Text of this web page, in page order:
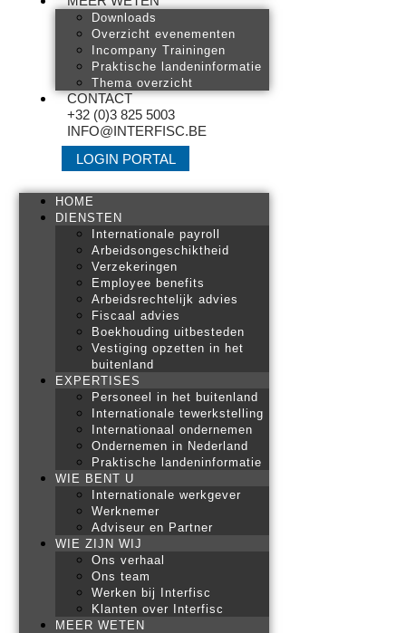
Downloads
Overzicht evenementen
Incompany Trainingen
Praktische landeninformatie
Thema overzicht
CONTACT
+32 (0)3 825 5003
INFO@INTERFISC.BE
LOGIN PORTAL
HOME
DIENSTEN
Internationale payroll
Arbeidsongeschiktheid
Verzekeringen
Employee benefits
Arbeidsrechtelijk advies
Fiscaal advies
Boekhouding uitbesteden
Vestiging opzetten in het
buitenland
EXPERTISES
Personeel in het buitenland
Internationale tewerkstelling
Internationaal ondernemen
Ondernemen in Nederland
Praktische landeninformatie
WIE BENT U
Internationale werkgever
Werknemer
Adviseur en Partner
WIE ZIJN WIJ
Ons verhaal
Ons team
Werken bij Interfisc
Klanten over Interfisc
MEER WETEN